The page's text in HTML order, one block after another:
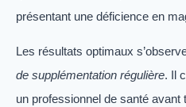
présentant une déficience en
Les résultats optimaux
de supplémentation régulière. Il
un professionnel de santé